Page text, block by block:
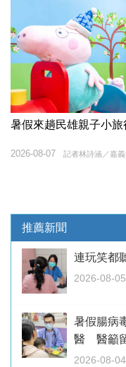
暑假來趟民雄親子小
記者林詩涵／嘉
2026-08-07
推薦新聞
連玩笑都
2026-08-
暑假腸病
醫 醫籲
2026-08-